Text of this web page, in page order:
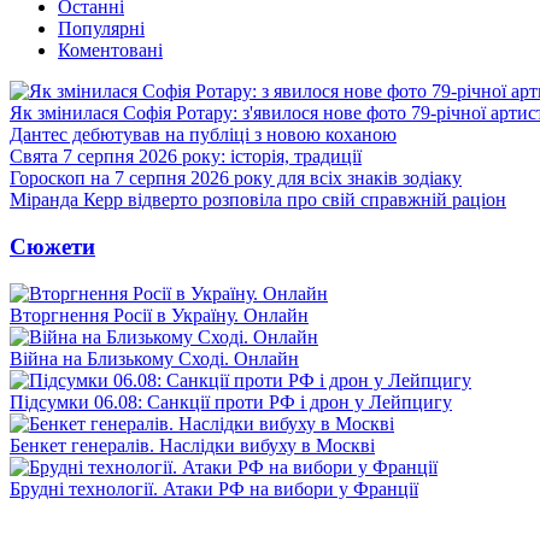
Останні
Популярні
Коментовані
Як змінилася Софія Ротару: з'явилося нове фото 79-річної
Дантес дебютував на публіці з новою коханою
Свята 7 серпня 2026 року: історія, традиції
Гороскоп на 7 серпня 2026 року для всіх знаків зодіаку
Міранда Керр відверто розповіла про свій справжній раціон
Сюжети
Вторгнення Росії в Україну. Онлайн
Війна на Близькому Сході. Онлайн
Підсумки 06.08: Санкції проти РФ і дрон у Лейпцигу
Бенкет генералів. Наслідки вибуху в Москві
Брудні технології. Атаки РФ на вибори у Франції